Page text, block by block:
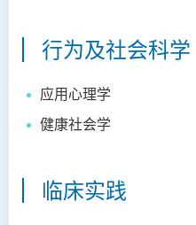
行为及社会科学
应用心理学
健康社会学
临床实践
社